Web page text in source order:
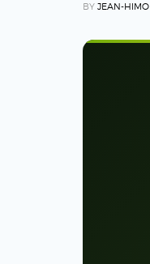
BY JEAN-HIMO